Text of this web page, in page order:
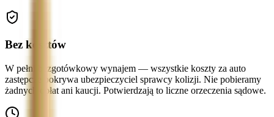
Bez kosztów
W pełni bezgotówkowy wynajem — wszystkie koszty za auto
zastępcze pokrywa ubezpieczyciel sprawcy kolizji. Nie pobieramy
żadnych opłat ani kaucji. Potwierdzają to liczne orzeczenia sądowe.